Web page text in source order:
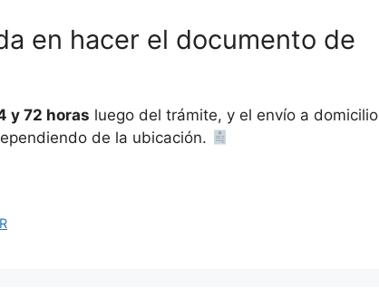
en hacer el documento de
y 72 horas luego del trámite, y el envío a domicilio
de la ubicación.